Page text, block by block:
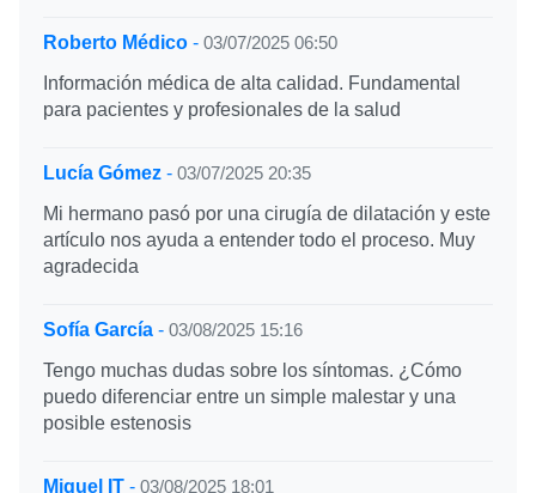
Roberto Médico - 03/07/2025 06:50
Información médica de alta calidad. Fundamental
para pacientes y profesionales de la salud
Lucía Gómez - 03/07/2025 20:35
Mi hermano pasó por una cirugía de dilatación y este
artículo nos ayuda a entender todo el proceso. Muy
agradecida
Sofía García - 03/08/2025 15:16
Tengo muchas dudas sobre los síntomas. ¿Cómo
puedo diferenciar entre un simple malestar y una
posible estenosis
Miguel IT - 03/08/2025 18:01